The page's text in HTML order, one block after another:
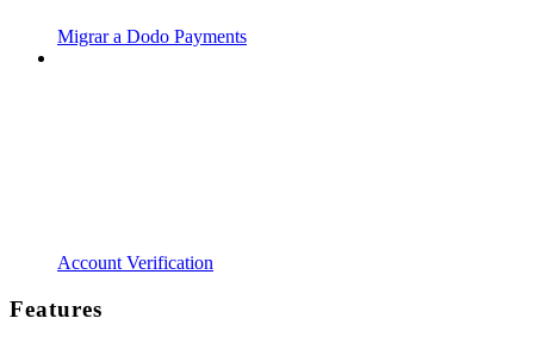
Migrar a Dodo Payments
Account Verification
Features